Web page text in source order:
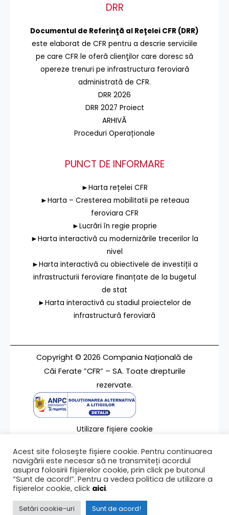
DRR
Documentul de Referinţă al Reţelei CFR (DRR)
este elaborat de CFR pentru a descrie serviciile
pe care CFR le oferă clienţilor care doresc să
opereze trenuri pe infrastructura feroviară
administrată de CFR.
DRR 2026
DRR 2027 Proiect
ARHIVĂ
Proceduri Operaționale
PUNCT DE INFORMARE
►Harta rețelei CFR
►Harta – Cresterea mobilitatii pe reteaua
feroviara CFR
►Lucrări în regie proprie
►Harta interactivă cu modernizările trecerilor la
nivel
►Harta interactivă cu obiectivele de investiții a
infrastructurii feroviare finanțate de la bugetul
de stat
►Harta interactivă cu stadiul proiectelor de
infrastructură feroviară
Copyright © 2026 Compania Națională de
Căi Ferate ”CFR” – SA. Toate drepturile
rezervate.
Utilizare fișiere cookie
Contact
Ultima modificare a paginii 10/04/2024
Acest site folosește fișiere cookie. Pentru continuarea
navigării este necesar să ne transmiteți acordul
asupra folosirii fișierelor cookie, prin click pe butonul
“Sunt de acord!”. Pentru a vedea politica de utilizare a
fișierelor cookie, click aici.
Setări cookie-uri Sunt de acord!